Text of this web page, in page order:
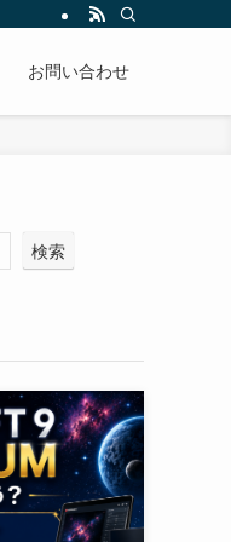
お問い合わせ
検索